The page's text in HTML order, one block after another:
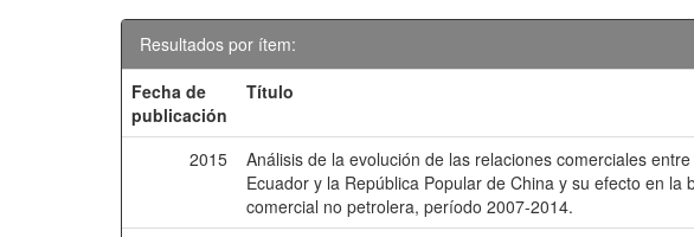
Resultados por ítem:
Fecha de
publicación
Título
2015
Análisis de la evolución de las relaciones comerciales entre
Ecuador y la República Popular de China y su efecto en la
comercial no petrolera, período 2007-2014.